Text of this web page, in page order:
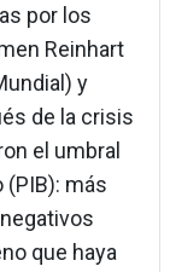
por los
Reinhart
y
de la crisis
el umbral
(PIB): más
que haya